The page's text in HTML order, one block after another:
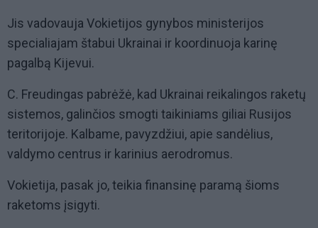
Jis vadovauja Vokietijos gynybos ministerijos
specialiajam štabui Ukrainai ir koordinuoja karinę
pagalbą Kijevui.
C. Freudingas pabrėžė, kad Ukrainai reikalingos raketų
sistemos, galinčios smogti taikiniams giliai Rusijos
teritorijoje. Kalbame, pavyzdžiui, apie sandėlius,
valdymo centrus ir karinius aerodromus.
Vokietija, pasak jo, teikia finansinę paramą šioms
raketoms įsigyti.